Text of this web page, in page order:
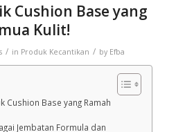
Cushion Base yang
Kulit!
/ in Produk Kecantikan / by Efba
Cushion Base yang Ramah
Jembatan Formula dan